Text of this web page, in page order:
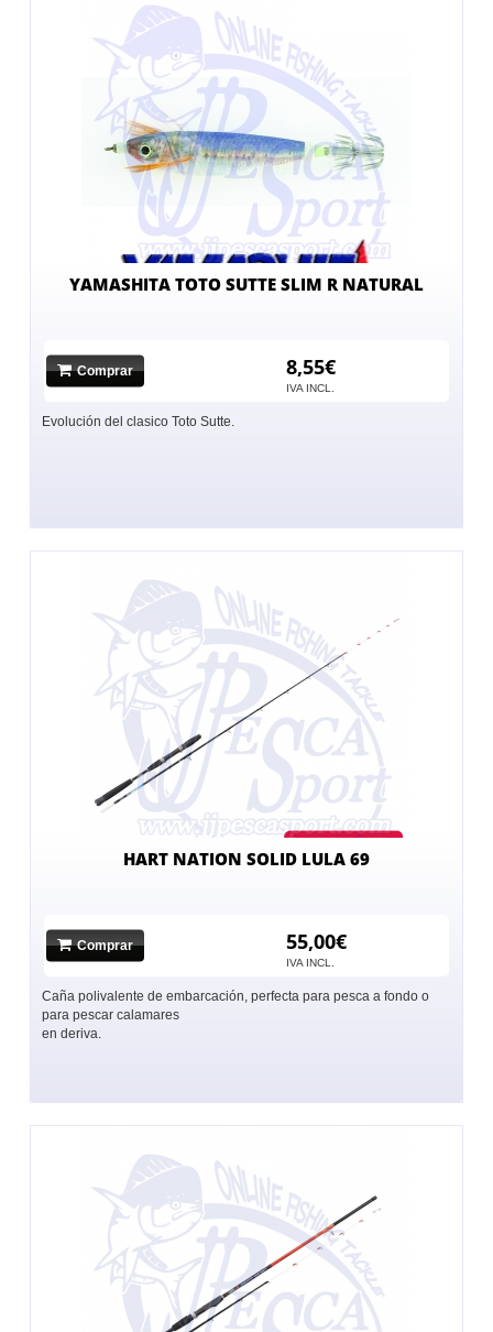
YAMASHITA TOTO SUTTE SLIM R NATURAL
Comprar 8,55€
IVA INCL.
Evolución del clasico Toto Sutte.
HART NATION SOLID LULA 69
Comprar 55,00€
IVA INCL.
Caña polivalente de embarcación, perfecta para pesca a fondo o
para pescar calamares
en deriva.